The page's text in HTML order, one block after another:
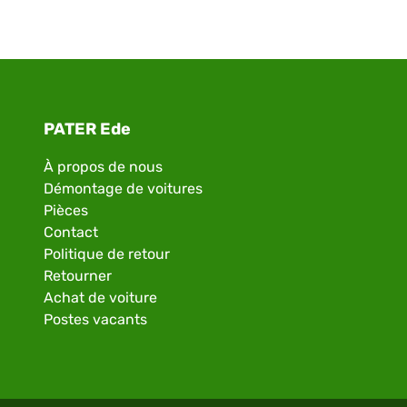
PATER Ede
À propos de nous
Démontage de voitures
Pièces
Contact
Politique de retour
Retourner
Achat de voiture
Postes vacants